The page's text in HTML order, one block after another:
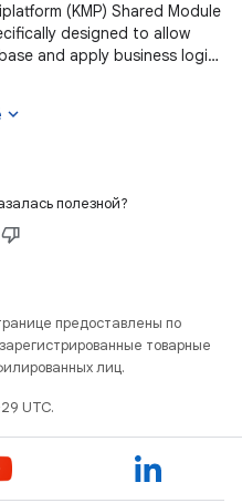
(KMP) Shared Module
designed to allow
and apply business logic
expand_more
полезной?
предоставлены по
товарные
лиц.
UTC.